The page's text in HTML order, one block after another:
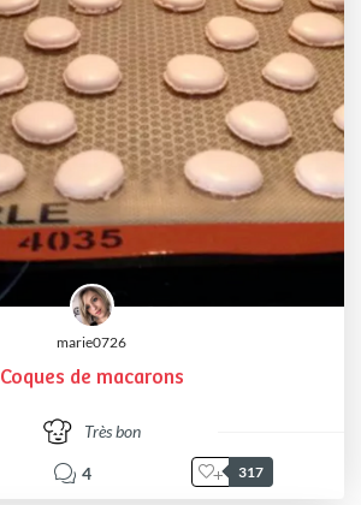
marie0726
Coques de macarons
Très bon
4 317